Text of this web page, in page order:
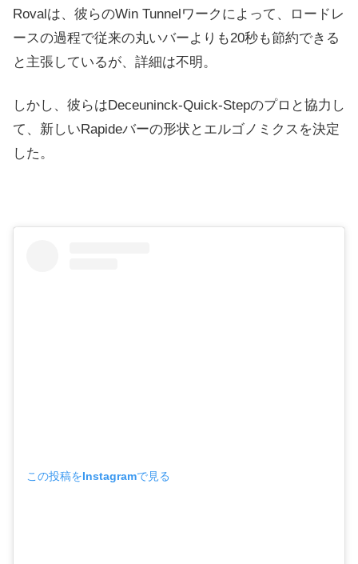
Rovalは、彼らのWin Tunnelワークによって、ロードレ
ースの過程で従来の丸いバーよりも20秒も節約できる
と主張しているが、詳細は不明。
しかし、彼らはDeceuninck-Quick-Stepのプロと協力し
て、新しいRapideバーの形状とエルゴノミクスを決定
した。
この投稿をInstagramで見る